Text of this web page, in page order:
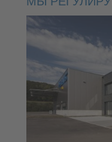
МЫ